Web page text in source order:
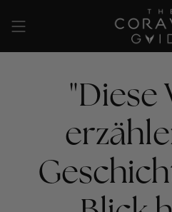
Inhalt
springen
"Diese